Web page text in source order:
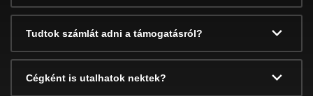
Tudtok számlát adni a támogatásról?
Cégként is utalhatok nektek?